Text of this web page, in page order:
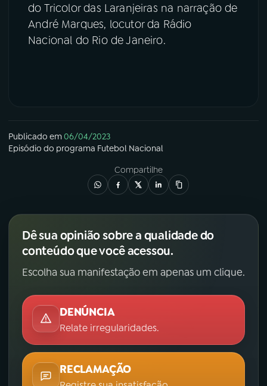
TikTok
do Tricolor das Laranjeiras na narração de
André Marques, locutor da Rádio
Nacional do Rio de Janeiro.
Publicado em06/04/2023
Episódio do programa Futebol Nacional
Compartilhe
Dê sua opinião sobre a qualidade do
conteúdo que você acessou.
Escolha sua manifestação em apenas um clique.
DENÚNCIA
Relate irregularidades.
RECLAMAÇÃO